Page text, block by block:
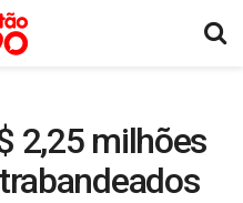
2,25 milhões